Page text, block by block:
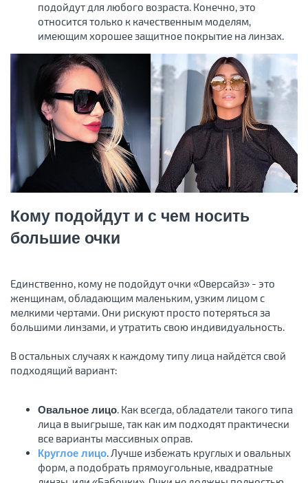
подойдут для любого возраста. Конечно, это
относится только к качественным моделям,
имеющим хорошее защитное покрытие на линзах.
Кому подойдут и с чем носить
большие очки
Единственно, кому не подойдут очки «Оверсайз» - это
женщинам, обладающим маленьким, узким лицом с
мелкими чертами. Они рискуют просто потеряться за
большими линзами, и утратить свою индивидуальность.
В остальных случаях к каждому типу лица найдётся свой
подходящий вариант:
Овальное лицо. Как всегда, обладатели такого типа
лица в выигрыше, так как им подходят практически
все варианты массивных оправ.
Круглое лицо. Лучше избежать круглых и овальных
форм, а подобрать прямоугольные, квадратные